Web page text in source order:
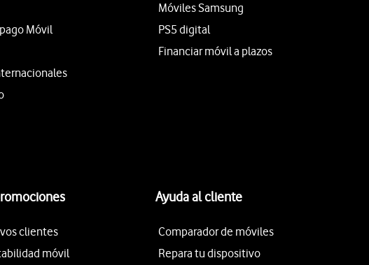
Móvil
Móviles Samsung
PS5 digital
Financiar móvil a plazos
clientes
móvil
Ayuda al cliente
Comparador de móviles
Repara tu dispositivo